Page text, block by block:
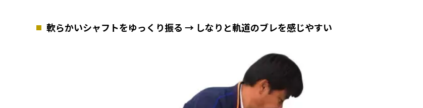
軟らかいシャフトをゆっくり振る → しなりと軌道のブレを感じやすい